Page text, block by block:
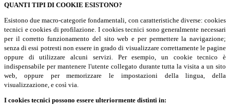
QUANTI TIPI DI COOKIE ESISTONO?
Esistono due macro-categorie fondamentali, con caratteristiche diverse: cookies
tecnici e cookies di profilazione. I cookies tecnici sono generalmente necessari
per il corretto funzionamento del sito web e per permettere la navigazione;
senza di essi potresti non essere in grado di visualizzare correttamente le pagine
oppure di utilizzare alcuni servizi. Per esempio, un cookie tecnico è
indispensabile per mantenere l'utente collegato durante tutta la visita a un sito
web, oppure per memorizzare le impostazioni della lingua, della
visualizzazione, e così via.
I cookies tecnici possono essere ulteriormente distinti in: